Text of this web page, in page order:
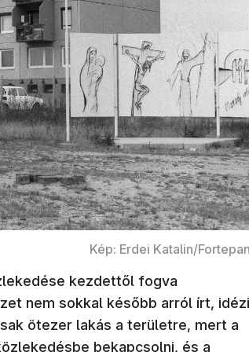
Kép: Erdei Katalin/Fortepan
kezdettől fogva
nem sokkal később arról írt, idézi
ötezer lakás a területre, mert a
bekapcsolni, és a